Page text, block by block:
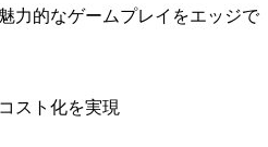
力的なゲームプレイをエッジで
スト化を実現